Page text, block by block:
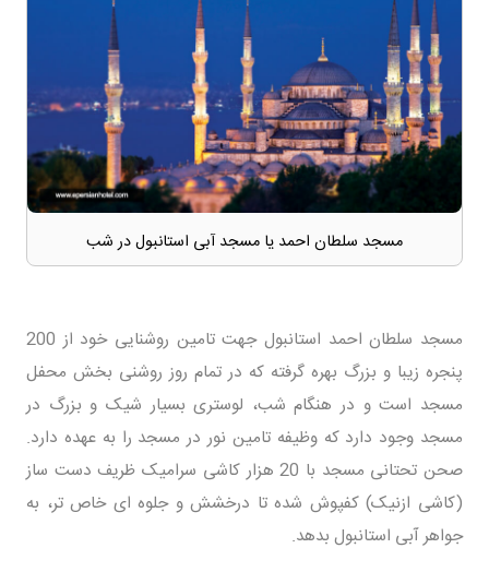
مسجد سلطان احمد یا مسجد آبی استانبول در شب
مسجد سلطان احمد استانبول جهت تامین روشنایی خود از 200
پنجره زیبا و بزرگ بهره گرفته که در تمام روز روشنی بخش محفل
مسجد است و در هنگام شب، لوستری بسیار شیک و بزرگ در
مسجد وجود دارد که وظیفه تامین نور در مسجد را به عهده دارد.
صحن تحتانی مسجد با 20 هزار کاشی سرامیک ظریف دست ساز
(کاشی ازنیک) کفپوش شده تا درخشش و جلوه ای خاص تر، به
جواهر آبی استانبول بدهد.